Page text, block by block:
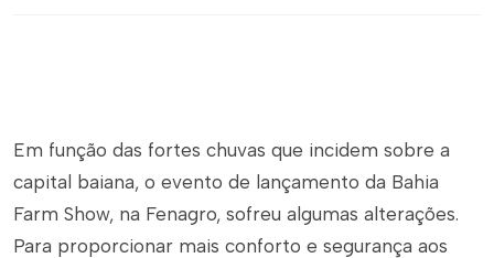
Em função das fortes chuvas que incidem sobre a
capital baiana, o evento de lançamento da Bahia
Farm Show, na Fenagro, sofreu algumas alterações.
Para proporcionar mais conforto e segurança aos